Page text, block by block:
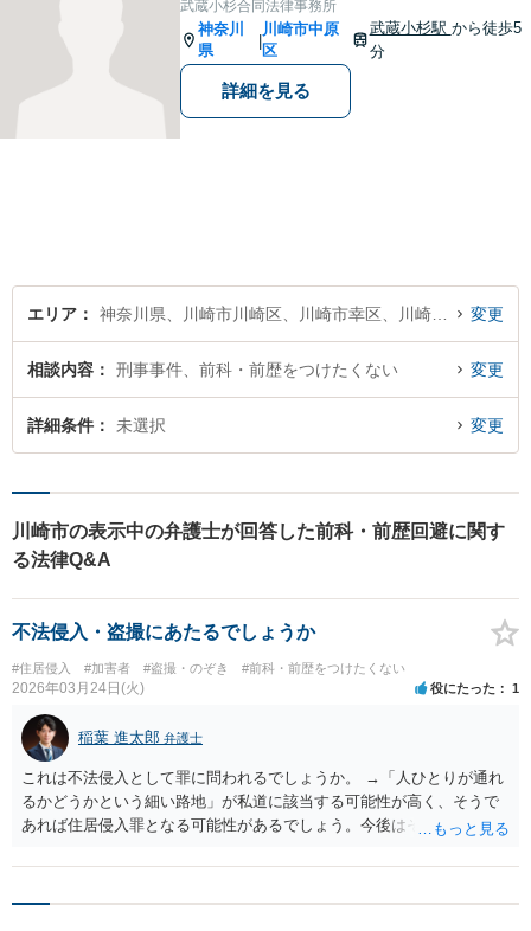
のサポートの充実【武蔵溝ノ
口駅5分】【電話・メール・W
EB相談も対応】
武蔵小杉合同法律事務所
神奈川
県
|
川崎市中原
区
武蔵小杉駅 から徒歩5
分
詳細を見る
エリア 変更
相談内容 刑事事件、前科・前歴をつけたくない 変更
詳細条件 未選択 変更
川崎市の表示中の弁護士が回答した前科・前歴回避に関す
る法律Q&A
不法侵入・盗撮にあたるでしょうか
#住居侵入 #加害者 #盗撮・のぞき #前科・前歴をつけたくない
2026年03月24日(火) 役にたった 1
稲葉 進太郎 弁護士
これは不法侵入として罪に問われるでしょうか。 →「人ひとりが通れ
るかどうかという細い路地」が私道に該当する可能性が高く、そうで
あれば住居侵入罪となる可能性があるでしょう。今後はそのようなこ